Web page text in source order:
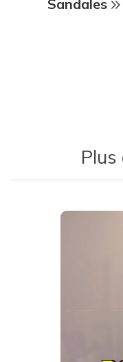
Sandales
Plus
Media Carousel
Carousel with product